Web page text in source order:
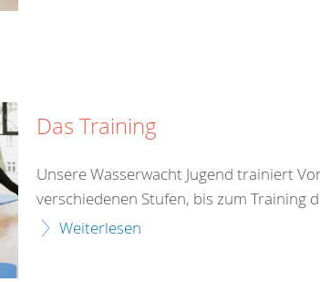
Das Training
Unsere Wasserwacht Jugend trainiert
verschiedenen Stufen, bis zum Training
Weiterlesen